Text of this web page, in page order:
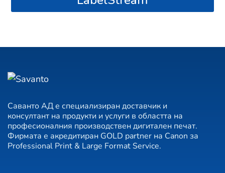
Саванто АД е специализиран доставчик и
консултант на продукти и услуги в областта на
професионалния производствен дигитален печат.
Фирмата е акредитиран GOLD partner на Canon за
Professional Print & Large Format Service.